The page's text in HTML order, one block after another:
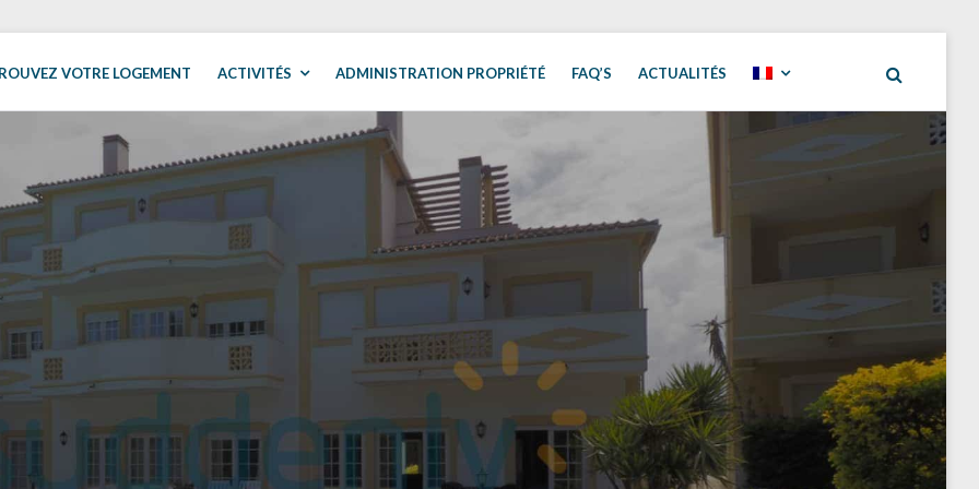
VOTRE LOGEMENT ACTIVITÉS ADMINISTRATION PROPRIÉTÉ FAQ’S ACTUALITÉS